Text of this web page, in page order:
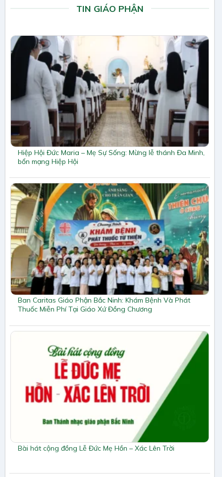
TIN GIÁO PHẬN
Hiệp Hội Đức Maria – Mẹ Sự Sống: Mừng lễ thánh Đa Minh,
bổn mạng Hiệp Hội
Ban Caritas Giáo Phận Bắc Ninh: Khám Bệnh Và Phát
Thuốc Miễn Phí Tại Giáo Xứ Đồng Chương
Bài hát cộng đồng Lễ Đức Mẹ Hồn – Xác Lên Trời